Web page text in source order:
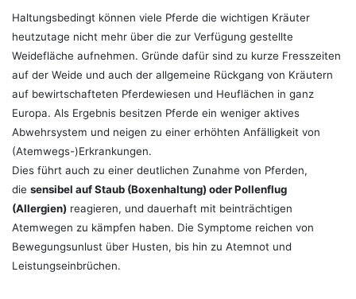
Haltungsbedingt können viele Pferde die wichtigen Kräuter
heutzutage nicht mehr über die zur Verfügung gestellte
Weidefläche aufnehmen. Gründe dafür sind zu kurze Fresszeiten
auf der Weide und auch der allgemeine Rückgang von Kräutern
auf bewirtschafteten Pferdewiesen und Heuflächen in ganz
Europa. Als Ergebnis besitzen Pferde ein weniger aktives
Abwehrsystem und neigen zu einer erhöhten Anfälligkeit von
(Atemwegs-)Erkrankungen.
Dies führt auch zu einer deutlichen Zunahme von Pferden,
die sensibel auf Staub (Boxenhaltung) oder Pollenflug
(Allergien) reagieren, und dauerhaft mit beinträchtigen
Atemwegen zu kämpfen haben. Die Symptome reichen von
Bewegungsunlust über Husten, bis hin zu Atemnot und
Leistungseinbrüchen.